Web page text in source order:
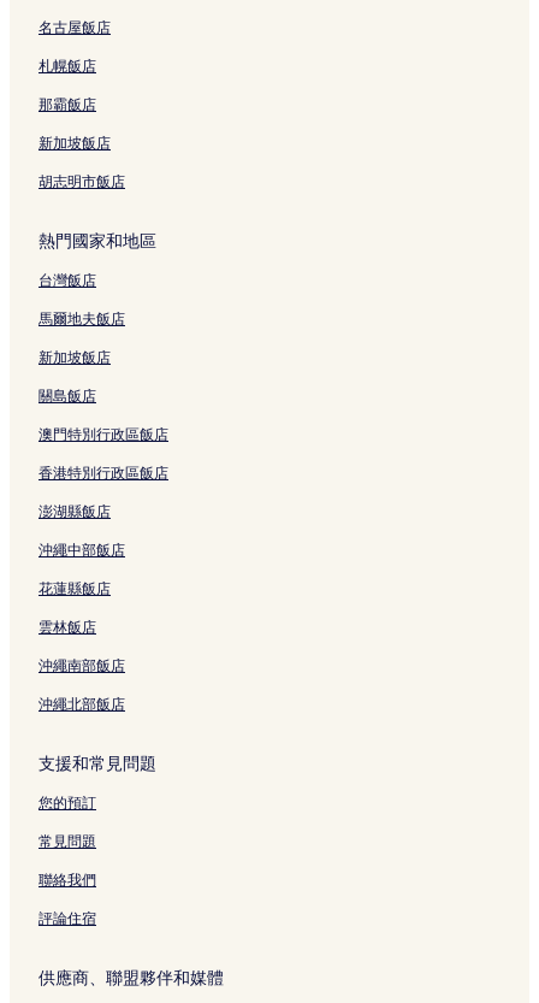
a
e
n
o
t
l
w
e
d
)
的
連
名古屋飯店
札幌飯店
那霸飯店
新加坡飯店
胡志明市飯店
熱門國家和地區
台灣飯店
馬爾地夫飯店
新加坡飯店
關島飯店
澳門特別行政區飯店
香港特別行政區飯店
澎湖縣飯店
沖繩中部飯店
花蓮縣飯店
雲林飯店
沖繩南部飯店
沖繩北部飯店
支援和常見問題
您的預訂
常見問題
聯絡我們
評論住宿
供應商、聯盟夥伴和媒體